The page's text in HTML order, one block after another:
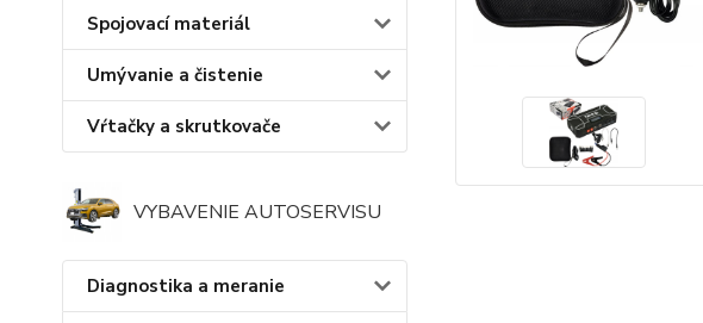
Spojovací materiál
Umývanie a čistenie
Vŕtačky a skrutkovače
VYBAVENIE AUTOSERVISU
Diagnostika a meranie